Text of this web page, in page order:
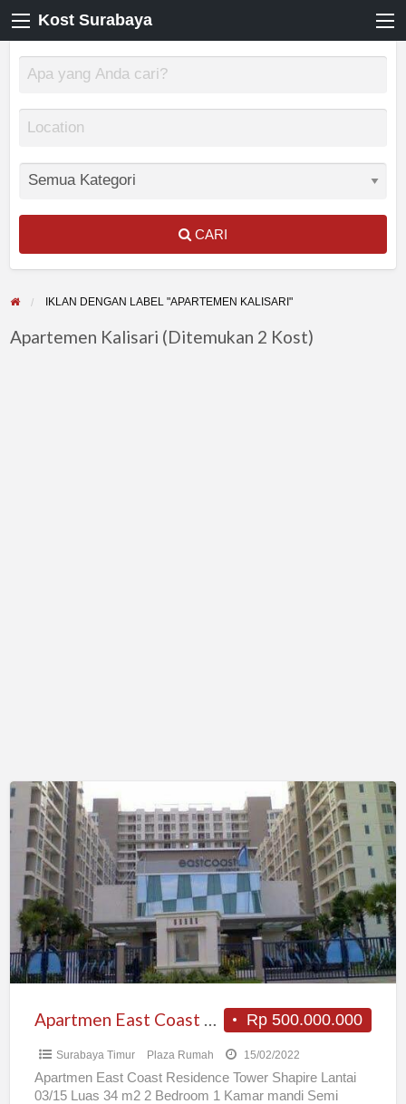
Kost Surabaya
CARI
IKLAN DENGAN LABEL "APARTEMEN KALISARI"
Apartemen Kalisari (Ditemukan 2 Kost)
Apartmen
East
Coast
Residence
Rp 500.000.000
Apartmen East Coast Residence
Surabaya Timur Plaza Rumah 15/02/2022
Apartmen East Coast Residence Tower Shapire Lantai
03/15 Luas 34 m2 2 Bedroom 1 Kamar mandi Semi